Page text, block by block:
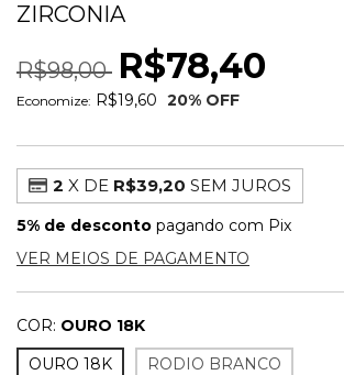
ZIRCONIA
R$98,00 R$78,40
Economize: R$19,60 20% OFF
2 X DE R$39,20 SEM JUROS
5% de desconto pagando com Pix
VER MEIOS DE PAGAMENTO
COR: OURO 18K
OURO 18K
RODIO BRANCO